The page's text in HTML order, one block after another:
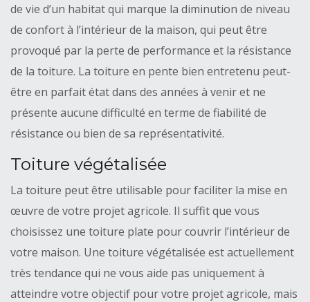
de vie d’un habitat qui marque la diminution de niveau
de confort à l’intérieur de la maison, qui peut être
provoqué par la perte de performance et la résistance
de la toiture. La toiture en pente bien entretenu peut-
être en parfait état dans des années à venir et ne
présente aucune difficulté en terme de fiabilité de
résistance ou bien de sa représentativité.
Toiture végétalisée
La toiture peut être utilisable pour faciliter la mise en
œuvre de votre projet agricole. Il suffit que vous
choisissez une toiture plate pour couvrir l’intérieur de
votre maison. Une toiture végétalisée est actuellement
très tendance qui ne vous aide pas uniquement à
atteindre votre objectif pour votre projet agricole, mais